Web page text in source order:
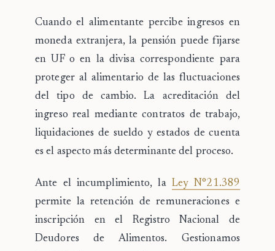
Cuando el alimentante percibe ingresos en
moneda extranjera, la pensión puede fijarse
en UF o en la divisa correspondiente para
proteger al alimentario de las fluctuaciones
del tipo de cambio. La acreditación del
ingreso real mediante contratos de trabajo,
liquidaciones de sueldo y estados de cuenta
es el aspecto más determinante del proceso.
Ante el incumplimiento, la Ley N°21.389
permite la retención de remuneraciones e
inscripción en el Registro Nacional de
Deudores de Alimentos. Gestionamos